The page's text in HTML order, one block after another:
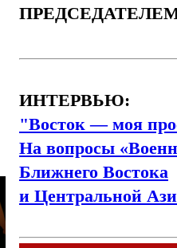
ИНТЕРВЬЮ:
"Восток — моя
На вопросы
Ближнего Востока
и Центральной